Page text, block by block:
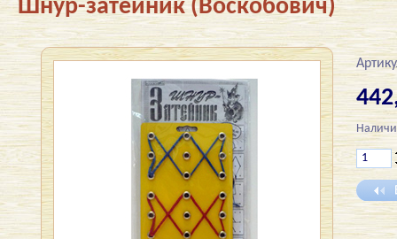
Шнур-затейник (Воскобович)